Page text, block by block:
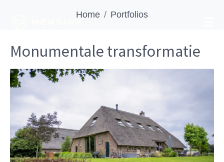
Home Portfolios
Monumentale transformatie